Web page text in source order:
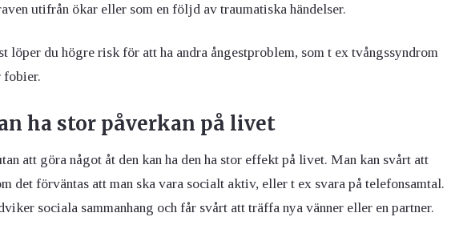
utifrån ökar eller som en följd av traumatiska händelser.
löper du högre risk för att ha andra ångestproblem, som t ex tvångssyndrom
fobier.
ha stor påverkan på livet
att göra något åt den kan ha den ha stor effekt på livet. Man kan svårt att
det förväntas att man ska vara socialt aktiv, eller t ex svara på telefonsamtal.
sociala sammanhang och får svårt att träffa nya vänner eller en partner.